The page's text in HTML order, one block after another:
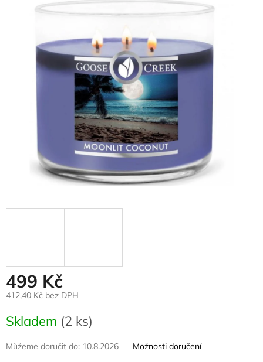
499 Kč
412,40 Kč bez DPH
cena:
Skladem (2 ks)
Můžeme doručit do: 10.8.2026 Možnosti doručení